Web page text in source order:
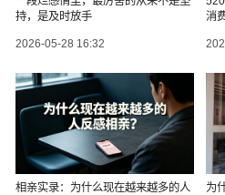
持，是及时放手
2026-05-28 16:32
消
相亲实录：为什么现在越来越多的人
为